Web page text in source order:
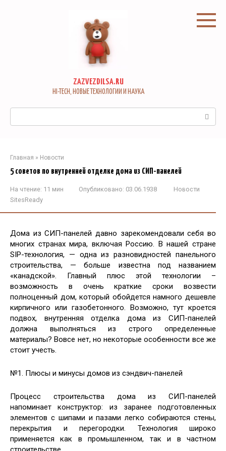
ZAZVEZDILSA.RU
HI-TECH, НОВЫЕ ТЕХНОЛОГИИ И НАУКА
Главная » Новости
5 советов по внутренней отделке дома из СИП-панелей
На чтение: 11 мин Опубликовано: 03.06.1938
Новости
SitesReady
Дома из СИП-панелей давно зарекомендовали себя во
многих странах мира, включая Россию. В нашей стране
SIP-технология, — одна из разновидностей панельного
строительства, — больше известна под названием
«канадской». Главный плюс этой технологии –
возможность в оченькраткие сроки возвести
полноценный дом, который обойдется намного дешевле
кирпичного или газобетонного. Возможно, тут кроется
подвох, внутренняя отделка дома из СИП-панелей
должна выполняться из строго определенные
материалы? Вовсе нет, но некоторые особенности все же
стоит учесть.
№1. Плюсы и минусы домов из сэндвич-панелей
Процесс строительства дома из СИП-панелей
напоминает конструктор: из заранее подготовленных
элементов с шипами и пазами легко собираются стены,
перекрытия и перегородки. Технология широко
применяется как в промышленном, так и в частном